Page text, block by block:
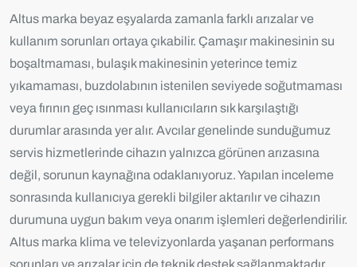
Altus marka beyaz eşyalarda zamanla farklı arızalar ve
kullanım sorunları ortaya çıkabilir. Çamaşır makinesinin su
boşaltmaması, bulaşık makinesinin yeterince temiz
yıkamaması, buzdolabının istenilen seviyede soğutmaması
veya fırının geç ısınması kullanıcıların sık karşılaştığı
durumlar arasında yer alır. Avcılar genelinde sunduğumuz
servis hizmetlerinde cihazın yalnızca görünen arızasına
değil, sorunun kaynağına odaklanıyoruz. Yapılan inceleme
sonrasında kullanıcıya gerekli bilgiler aktarılır ve cihazın
durumuna uygun bakım veya onarım işlemleri değerlendirilir.
Altus marka klima ve televizyonlarda yaşanan performans
sorunları ve arızalar için de teknik destek sağlanmaktadır.